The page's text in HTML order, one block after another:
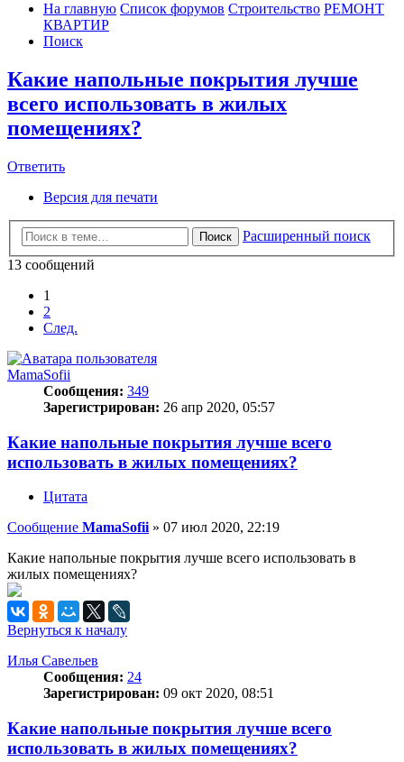
На главную Список форумов Строительство РЕМОНТ
КВАРТИР
Поиск
Какие напольные покрытия лучше
всего использовать в жилых
помещениях?
Ответить
Ответить
Версия для печати
Поиск
Расширенный поиск
13 сообщений
1
2
След.
MamaSofii
Сообщения: 349
Зарегистрирован: 26 апр 2020, 05:57
Какие напольные покрытия лучше всего
использовать в жилых помещениях?
Цитата
Сообщение MamaSofii » 07 июл 2020, 22:19
Какие напольные покрытия лучше всего использовать в
жилых помещениях?
Вернуться к началу
Илья Савельев
Сообщения: 24
Зарегистрирован: 09 окт 2020, 08:51
Какие напольные покрытия лучше всего
использовать в жилых помещениях?